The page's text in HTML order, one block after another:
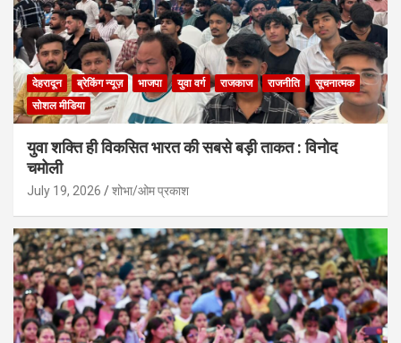
देहरादून ब्रेकिंग न्यूज़ भाजपा युवा वर्ग राजकाज राजनीति
सूचनात्मक
सोशल मीडिया
युवा शक्ति ही विकसित भारत की सबसे बड़ी ताकत : विनोद
चमोली
July 19, 2026 शोभा/ओम प्रकाश